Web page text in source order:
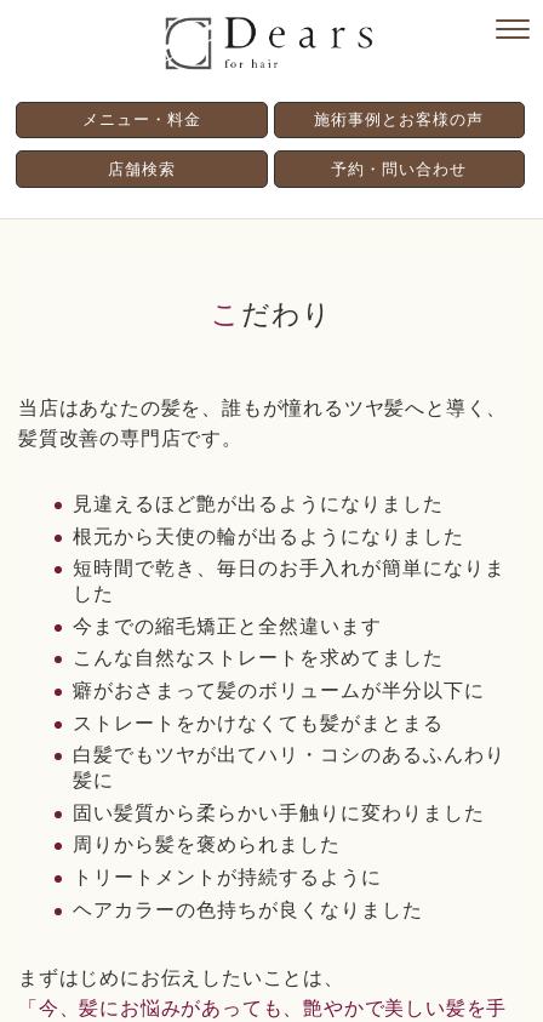
メニュー・料金 施術事例とお客様の声
店舗検索 予約・問い合わせ
こだわり
当店はあなたの髪を、誰もが憧れるツヤ髪へと導く、
髪質改善の専門店です。
見違えるほど艶が出るようになりました
根元から天使の輪が出るようになりました
短時間で乾き、毎日のお手入れが簡単になりま
した
今までの縮毛矯正と全然違います
こんな自然なストレートを求めてました
癖がおさまって髪のボリュームが半分以下に
ストレートをかけなくても髪がまとまる
白髪でもツヤが出てハリ・コシのあるふんわり
髪に
固い髪質から柔らかい手触りに変わりました
周りから髪を褒められました
トリートメントが持続するように
ヘアカラーの色持ちが良くなりました
まずはじめにお伝えしたいことは、
「今、髪にお悩みがあっても、艶やかで美しい髪を手